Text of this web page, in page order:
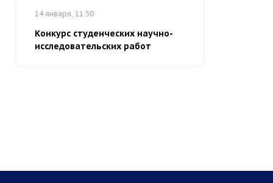
14 января, 11:50
Конкурс студенческих научно-
исследовательских работ